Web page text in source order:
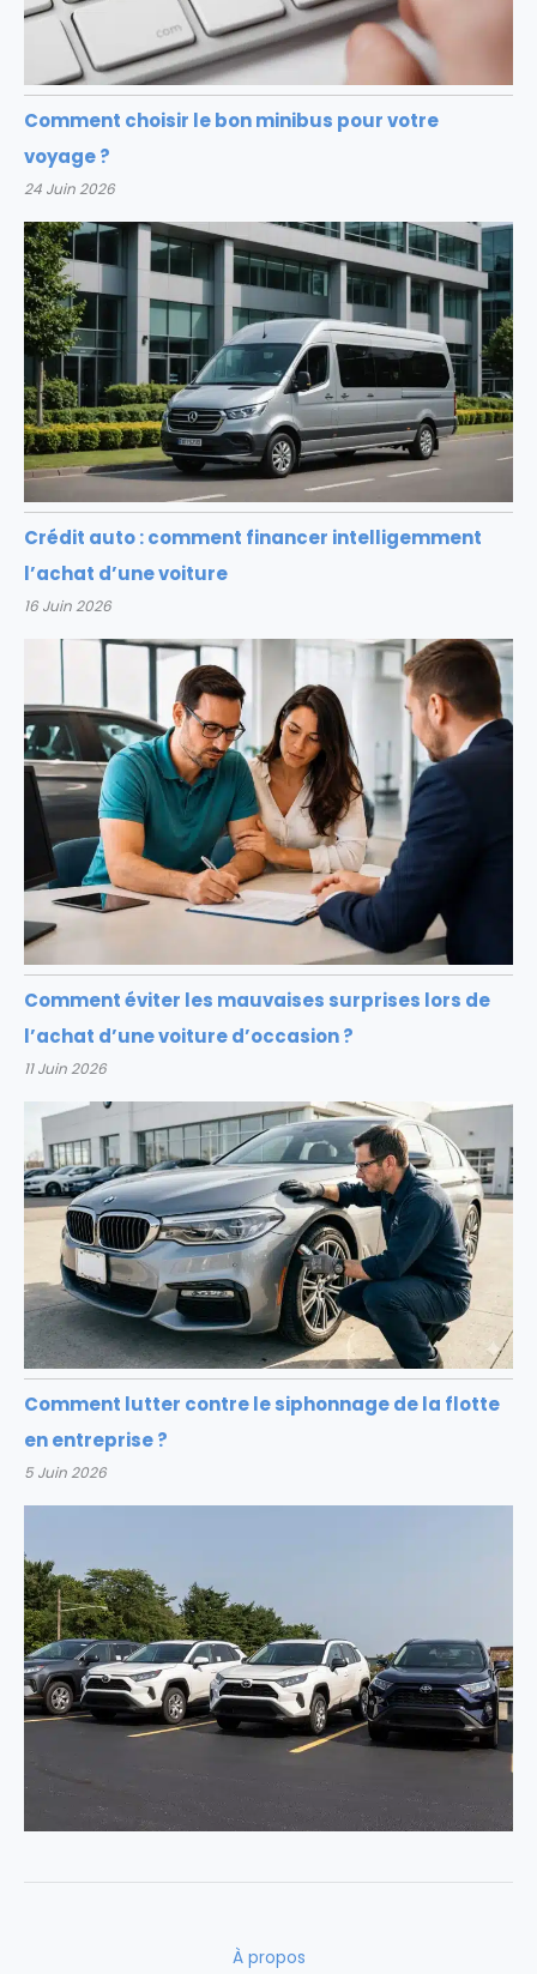
Comment choisir le bon minibus pour votre
voyage ?
24 Juin 2026
Crédit auto : comment financer intelligemment
l’achat d’une voiture
16 Juin 2026
Comment éviter les mauvaises surprises lors de
l’achat d’une voiture d’occasion ?
11 Juin 2026
Comment lutter contre le siphonnage de la flotte
en entreprise ?
5 Juin 2026
À propos